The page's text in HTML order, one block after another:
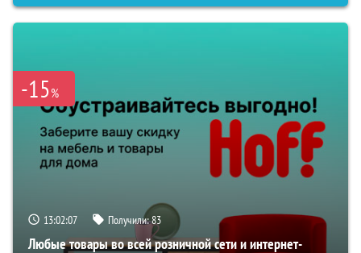
-15%
13:02:06 Получили:83
Любые товары во всей розничной сети и интернет-